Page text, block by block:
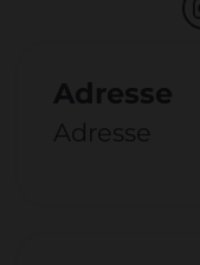
Adresse
Adresse